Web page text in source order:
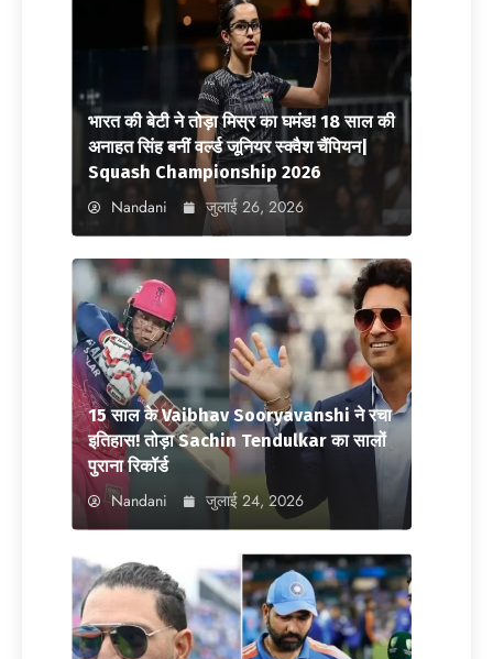
भारत की बेटी ने तोड़ा मिस्र का घमंड! 18 साल की
अनाहत सिंह बनीं वर्ल्ड जूनियर स्क्वैश चैंपियन|
Squash Championship 2026
Nandani जुलाई 26, 2026
15 साल के Vaibhav Sooryavanshi ने रचा
इतिहास! तोड़ा Sachin Tendulkar का सालों
पुराना रिकॉर्ड
Nandani जुलाई 24, 2026